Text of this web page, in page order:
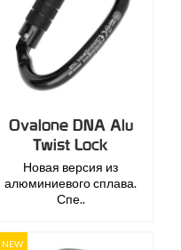
Ovalone DNA Alu
Twist Lock
Новая версия из
алюминиевого сплава.
Спе..
NEW